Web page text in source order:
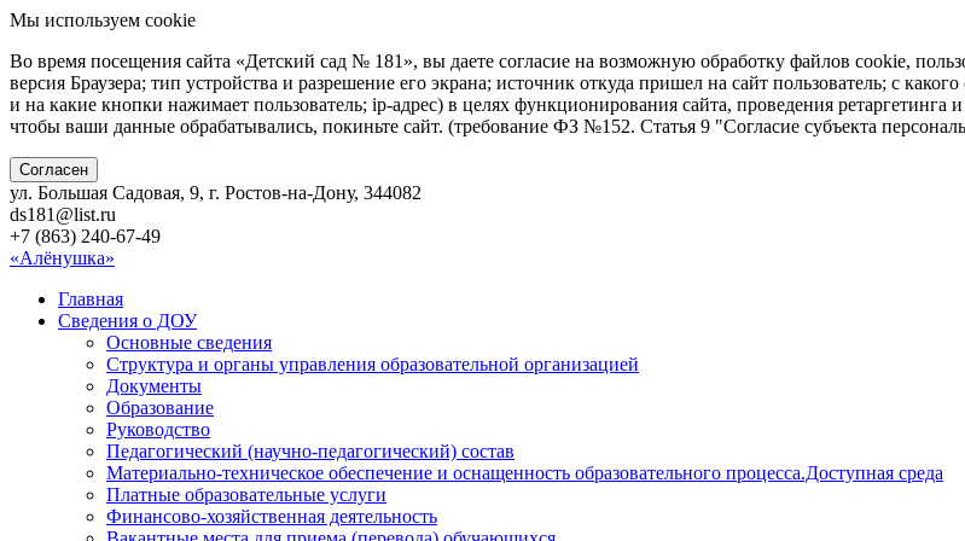
Мы используем cookie
Во время посещения сайта «Детский сад № 181», вы даете согласие на возможную обработку файлов cookie,
версия Браузера; тип устройства и разрешение его экрана; источник откуда пришел на сайт пользователь; с
и на какие кнопки нажимает пользователь; ip-адрес) в целях функционирования сайта, проведения ретаргетинга
чтобы ваши данные обрабатывались, покиньте сайт. (требование ФЗ №152. Статья 9 "Согласие субъекта
Согласен
ул. Большая Садовая, 9, г. Ростов-на-Дону, 344082
ds181@list.ru
+7 (863) 240-67-49
«Алёнушка»
Главная
Сведения о ДОУ
Основные сведения
Структура и органы управления образовательной организацией
Документы
Образование
Руководство
Педагогический (научно-педагогический) состав
Материально-техническое обеспечение и оснащенность образовательного процесса.Доступная среда
Платные образовательные услуги
Финансово-хозяйственная деятельность